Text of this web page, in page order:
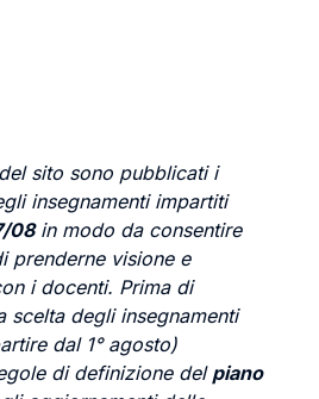
sito sono pubblicati i
insegnamenti impartiti
08in modo da consentire
prenderne visione e
i docenti. Prima di
scelta degli insegnamenti
dal 1° agosto)
di definizione del piano